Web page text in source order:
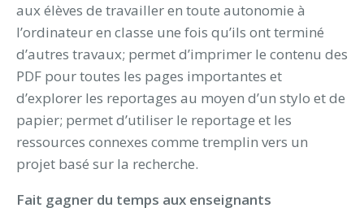
aux élèves de travailler en toute autonomie à
l’ordinateur en classe une fois qu’ils ont terminé
d’autres travaux; permet d’imprimer le contenu des
PDF pour toutes les pages importantes et
d’explorer les reportages au moyen d’un stylo et de
papier; permet d’utiliser le reportage et les
ressources connexes comme tremplin vers un
projet basé sur la recherche.
Fait gagner du temps aux enseignants